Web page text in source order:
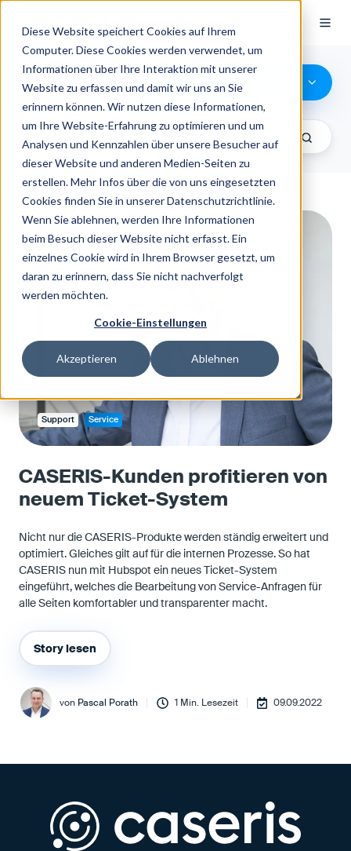
Diese Website speichert Cookies auf Ihrem
Computer. Diese Cookies werden verwendet, um
Informationen über Ihre Interaktion mit unserer
Website zu erfassen und damit wir uns an Sie
erinnern können. Wir nutzen diese Informationen,
um Ihre Website-Erfahrung zu optimieren und um
Analysen und Kennzahlen über unsere Besucher auf
dieser Website und anderen Medien-Seiten zu
erstellen. Mehr Infos über die von uns eingesetzten
Cookies finden Sie in unserer Datenschutzrichtlinie.
Wenn Sie ablehnen, werden Ihre Informationen
beim Besuch dieser Website nicht erfasst. Ein
einzelnes Cookie wird in Ihrem Browser gesetzt, um
daran zu erinnern, dass Sie nicht nachverfolgt
werden möchten.
Cookie-Einstellungen
Akzeptieren Ablehnen
Service
CASERIS-Kunden profitieren von
neuem Ticket-System
Nicht nur die CASERIS-Produkte werden ständig erweitert und
optimiert. Gleiches gilt auf für die internen Prozesse. So hat
CASERIS nun mit Hubspot ein neues Ticket-System
eingeführt, welches die Bearbeitung von Service-Anfragen für
alle Seiten komfortabler und transparenter macht.
Story lesen
von Pascal Porath 1 Min. Lesezeit 09.09.2022
Support Service